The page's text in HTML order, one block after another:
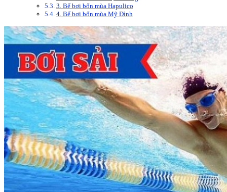
3. Bể bơi bốn mùa Hapulico
4. Bể bơi bốn mùa Mỹ Đình